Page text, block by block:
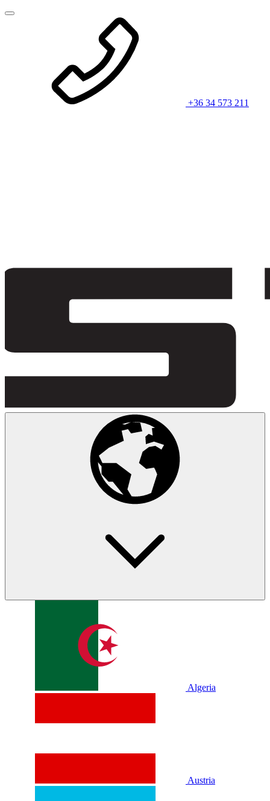
+36 34 573 211
Algeria
Austria